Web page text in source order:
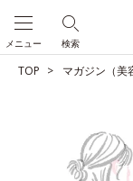
検索
メニュー
TOP マガジン（美